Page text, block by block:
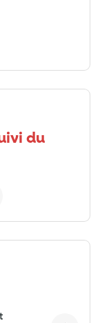
du